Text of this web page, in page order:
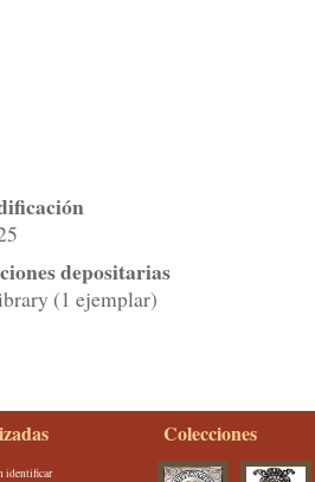
depositarias
(1 ejemplar)
identificar
Colecciones